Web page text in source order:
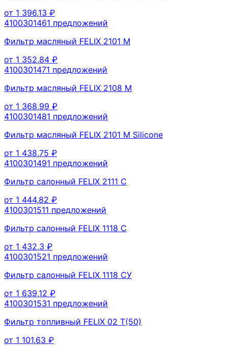
от 1 396,13 ₽
4100301461 предложений
Фильтр масляный FELIX 2101 М
от 1 352,84 ₽
4100301471 предложений
Фильтр масляный FELIX 2108 М
от 1 368,99 ₽
4100301481 предложений
Фильтр масляный FELIX 2101 М Silicone
от 1 438,75 ₽
4100301491 предложений
Фильтр салонный FELIX 2111 С
от 1 444,82 ₽
4100301511 предложений
Фильтр салонный FELIX 1118 C
от 1 432,3 ₽
4100301521 предложений
Фильтр салонный FELIX 1118 CУ
от 1 639,12 ₽
4100301531 предложений
Фильтр топливный FELIX 02 T(50)
от 1 101,63 ₽